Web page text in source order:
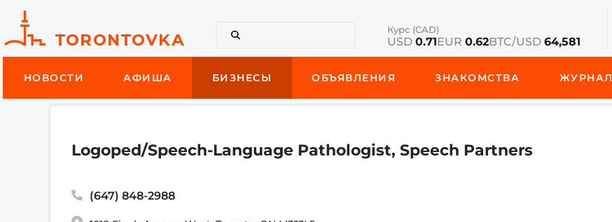
Курс (CAD)
USD 0.71EUR 0.62BTC/USD 64,581
НОВОСТИ АФИША БИЗНЕСЫ ОБЪЯВЛЕНИЯ ЗНАКОМСТВА ЖУРНАЛ
Logoped/Speech-Language Pathologist, Speech Partners
(647) 848-2988